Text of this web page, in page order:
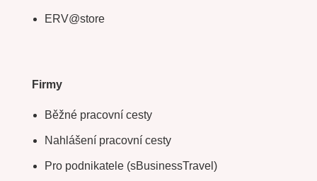
ERV@store
Firmy
Běžné pracovní cesty
Nahlášení pracovní cesty
Pro podnikatele (sBusinessTravel)